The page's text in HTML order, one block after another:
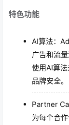
特色功能
AI算法：
广告和流
使用AI算
品牌安全。
Partner
为每个合